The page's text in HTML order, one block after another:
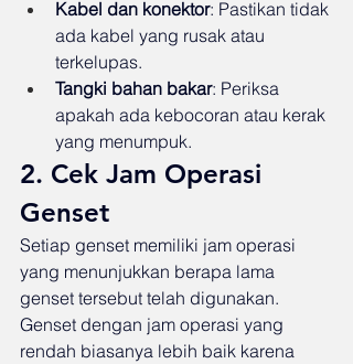
Kabel dan konektor: Pastikan tidak
ada kabel yang rusak atau
terkelupas.
Tangki bahan bakar: Periksa
apakah ada kebocoran atau kerak
yang menumpuk.
2. Cek Jam Operasi
Genset
Setiap genset memiliki jam operasi
yang menunjukkan berapa lama
genset tersebut telah digunakan.
Genset dengan jam operasi yang
rendah biasanya lebih baik karena